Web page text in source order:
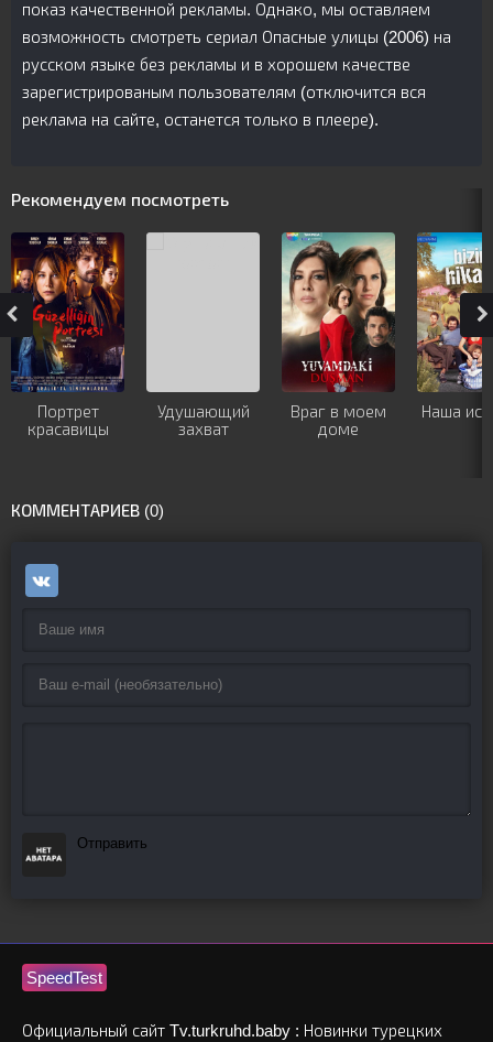
показ качественной рекламы. Однако, мы оставляем
возможность смотреть сериал Опасные улицы (2006) на
русском языке без рекламы и в хорошем качестве
зарегистрированым пользователям (отключится вся
реклама на сайте, останется только в плеере).
Рекомендуем посмотреть
Портрет
красавицы
Удушающий
захват
Враг в моем
доме
Наша
КОММЕНТАРИЕВ (0)
Отправить
SpeedTest
Официальный сайт Tv.turkruhd.baby : Новинки турецких